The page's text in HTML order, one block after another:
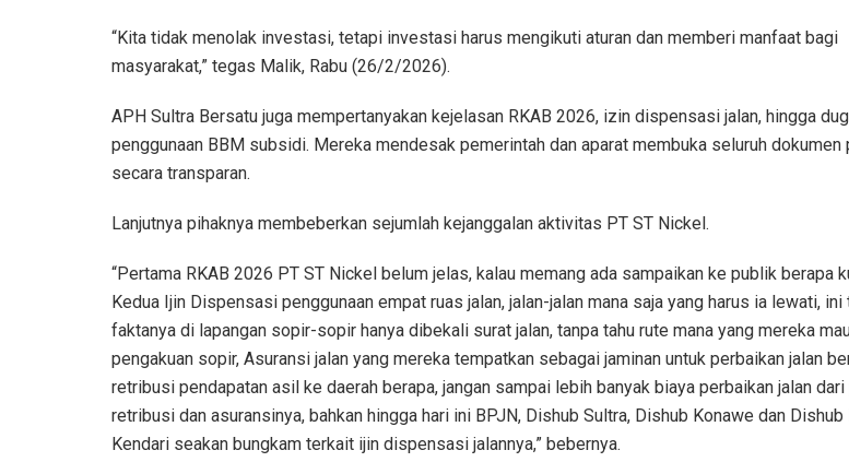
“Kita tidak menolak investasi, tetapi investasi harus mengikuti aturan dan memberi manfaat bagi
masyarakat,” tegas Malik, Rabu (26/2/2026).
APH Sultra Bersatu juga mempertanyakan kejelasan RKAB 2026, izin dispensasi jalan, hingga
penggunaan BBM subsidi. Mereka mendesak pemerintah dan aparat membuka seluruh dokumen
secara transparan.
Lanjutnya pihaknya membeberkan sejumlah kejanggalan aktivitas PT ST Nickel.
“Pertama RKAB 2026 PT ST Nickel belum jelas, kalau memang ada sampaikan ke publik berapa
Kedua Ijin Dispensasi penggunaan empat ruas jalan, jalan-jalan mana saja yang harus ia lewati,
faktanya di lapangan sopir-sopir hanya dibekali surat jalan, tanpa tahu rute mana yang mereka
pengakuan sopir, Asuransi jalan yang mereka tempatkan sebagai jaminan untuk perbaikan jalan
retribusi pendapatan asil ke daerah berapa, jangan sampai lebih banyak biaya perbaikan jalan dari
retribusi dan asuransinya, bahkan hingga hari ini BPJN, Dishub Sultra, Dishub Konawe dan Dishub
Kendari seakan bungkam terkait ijin dispensasi jalannya,” bebernya.